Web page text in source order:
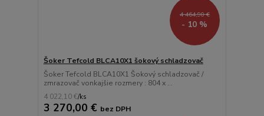
4 464,90 €
- 10 %
Šoker Tefcold BLCA10X1 šokový schladzovač
Šoker Tefcold BLCA10X1 Šokový schladzovač /
zmrazovač vonkajšie rozmery : 804 x ...
4 022,10 €/ks
3 270,00 € bez DPH